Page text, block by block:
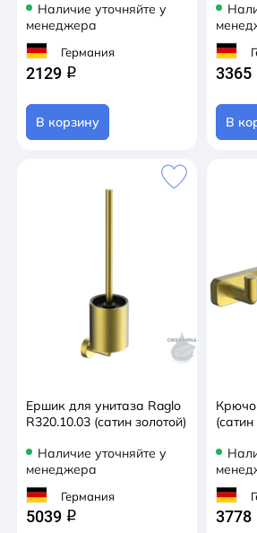
Наличие уточняйте у
менеджера
Германия
2129 q
В корзину
3365
В
Ершик для унитаза Raglo
R320.10.03 (сатин золотой)
Наличие уточняйте у
менеджера
Германия
5039 q
(сатин
3778